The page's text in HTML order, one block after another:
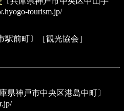
tourism.jp/
駅前町〕［観光協会］
庫県神戸市中央区港島中町〕